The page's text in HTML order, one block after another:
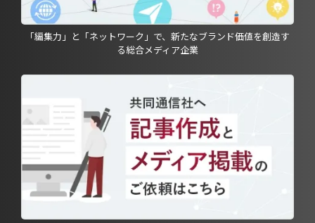
「編集力」と「ネットワーク」で、新たなブランド価値を創造す
る総合メディア企業